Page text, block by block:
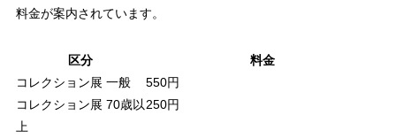
料金が案内されています。
区分
料金
コレクション展 一般
550円
コレクション展 70歳以
上
250円